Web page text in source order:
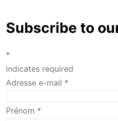
Subscribe to
*
indicates required
Adresse e-mail *
Prénom *